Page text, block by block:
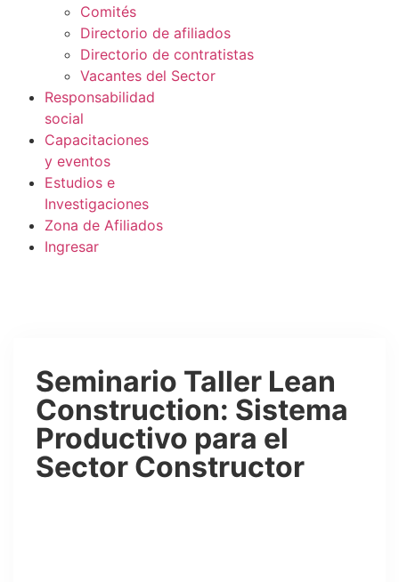
Comités
Directorio de afiliados
Directorio de contratistas
Vacantes del Sector
Responsabilidad
social
Capacitaciones
y eventos
Estudios e
Investigaciones
Zona de Afiliados
Ingresar
Seminario Taller Lean
Construction: Sistema
Productivo para el
Sector Constructor